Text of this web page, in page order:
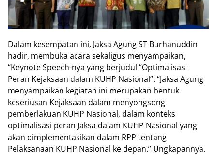
Dalam kesempatan ini, Jaksa Agung ST Burhanuddin
hadir, membuka acara sekaligus menyampaikan,
“Keynote Speech-nya yang berjudul “Optimalisasi
Peran Kejaksaan dalam KUHP Nasional”. “Jaksa Agung
menyampaikan kegiatan ini merupakan bentuk
keseriusan Kejaksaan dalam menyongsong
pemberlakuan KUHP Nasional, dalam konteks
optimalisasi peran Jaksa dalam KUHP Nasional yang
akan dimplementasikan dalam RPP tentang
Pelaksanaan KUHP Nasional ke depan.” Ungkapannya.